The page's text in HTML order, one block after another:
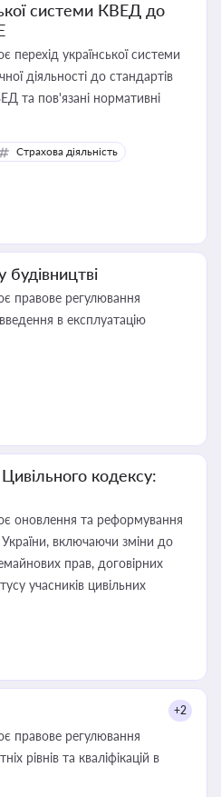
системи КВЕД до
перехід української системи
діяльності до стандартів
та пов'язані нормативні
Страхова діяльність
будівництві
правове регулювання
в експлуатацію
кодексу:
оновлення та реформування
включаючи зміни до
прав, договірних
учасників цивільних
+2
правове регулювання
рівнів та кваліфікацій в